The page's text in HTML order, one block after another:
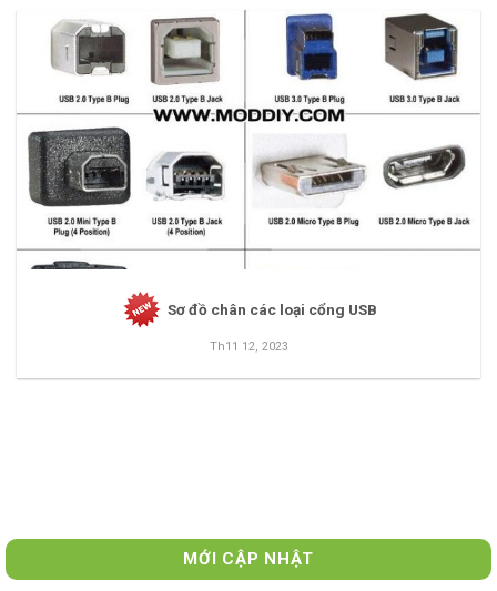
Sơ đồ chân các loại cổng USB
Th11 12, 2023
MỚI CẬP NHẬT